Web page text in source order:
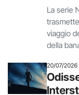
La serie
viaggio
della
20/07/2026